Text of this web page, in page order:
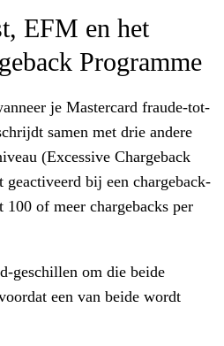
EFM en het
Programme
je Mastercard fraude-tot-
samen met drie andere
(Excessive Chargeback
bij een chargeback-
of meer chargebacks per
geschillen om die beide
een van beide wordt